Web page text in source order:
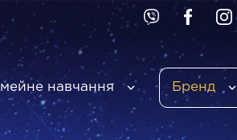
навчання Бренд